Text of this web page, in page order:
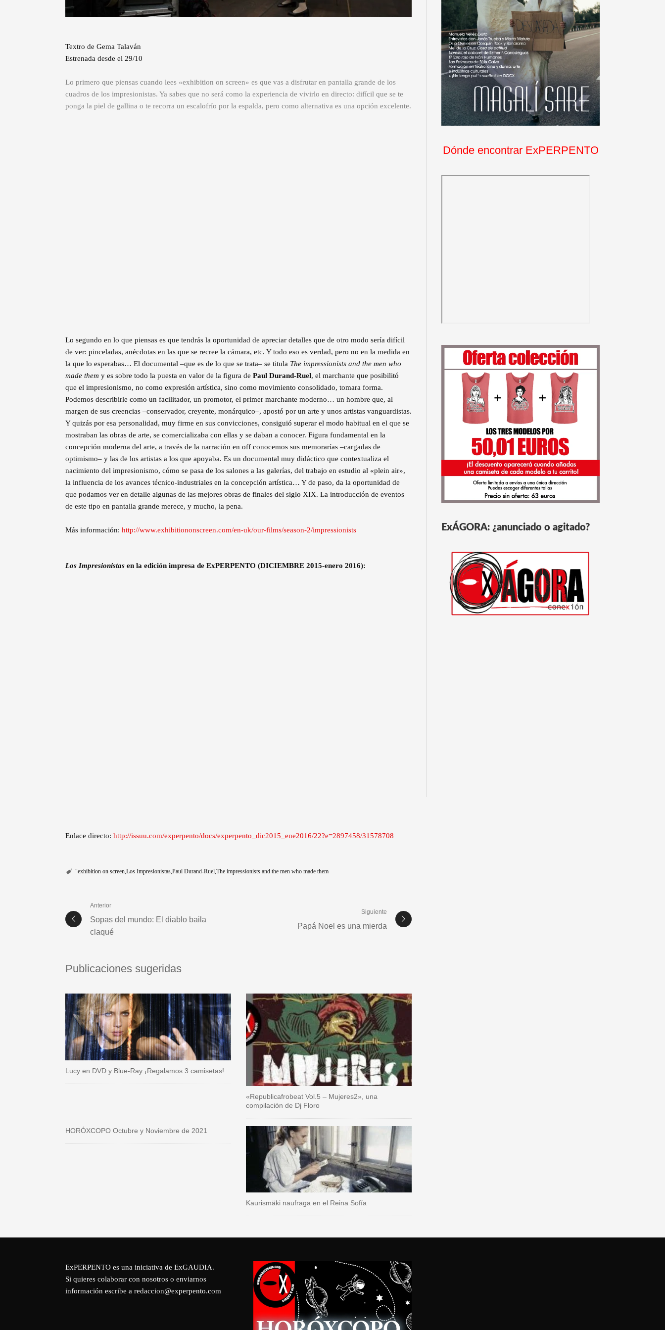
Textro de Gema Talaván
Estrenada desde el 29/10
Lo primero que piensas cuando lees «exhibition on screen» es que vas a disfrutar en pantalla grande de los
cuadros de los impresionistas. Ya sabes que no será como la experiencia de vivirlo en directo: difícil que se te
ponga la piel de gallina o te recorra un escalofrío por la espalda, pero como alternativa es una opción excelente.
Lo segundo en lo que piensas es que tendrás la oportunidad de apreciar detalles que de otro modo sería difícil
de ver: pinceladas, anécdotas en las que se recree la cámara, etc. Y todo eso es verdad, pero no en la medida en
la que lo esperabas… El documental –que es de lo que se trata– se titula The impressionists and the men who
made them y es sobre todo la puesta en valor de la figura de Paul Durand-Ruel, el marchante que posibilitó
que el impresionismo, no como expresión artística, sino como movimiento consolidado, tomara forma.
Podemos describirle como un facilitador, un promotor, el primer marchante moderno… un hombre que, al
margen de sus creencias –conservador, creyente, monárquico–, apostó por un arte y unos artistas vanguardistas.
Y quizás por esa personalidad, muy firme en sus convicciones, consiguió superar el modo habitual en el que se
mostraban las obras de arte, se comercializaba con ellas y se daban a conocer. Figura fundamental en la
concepción moderna del arte, a través de la narración en off conocemos sus memorarías –cargadas de
optimismo– y las de los artistas a los que apoyaba. Es un documental muy didáctico que contextualiza el
nacimiento del impresionismo, cómo se pasa de los salones a las galerías, del trabajo en estudio al «plein air»,
la influencia de los avances técnico-industriales en la concepción artística… Y de paso, da la oportunidad de
que podamos ver en detalle algunas de las mejores obras de finales del siglo XIX. La introducción de eventos
de este tipo en pantalla grande merece, y mucho, la pena.
Más información: http://www.exhibitiononscreen.com/en-uk/our-films/season-2/impressionists
Los Impresionistas en la edición impresa de ExPERPENTO (DICIEMBRE 2015-enero 2016):
Enlace directo: http://issuu.com/experpento/docs/experpento_dic2015_ene2016/22?e=2897458/31578708
"exhibition on screen Los Impresionistas Paul Durand-Ruel The impressionists and the men who made them
Anterior
Sopas del mundo: El diablo baila
claqué
Siguiente
Papá Noel es una mierda
Publicaciones sugeridas
Lucy en DVD y Blue-Ray ¡Regalamos 3 camisetas!
«Republicafrobeat Vol.5 – Mujeres2», una
compilación de Dj Floro
HORÓXCOPO Octubre y Noviembre de 2021
Kaurismäki naufraga en el Reina Sofía
Dónde encontrar ExPERPENTO
ExÁGORA: ¿anunciado o agitado?
ExPERPENTO es una iniciativa de ExGAUDIA.
Si quieres colaborar con nosotros o enviarnos
información escribe a redaccion@experpento.com